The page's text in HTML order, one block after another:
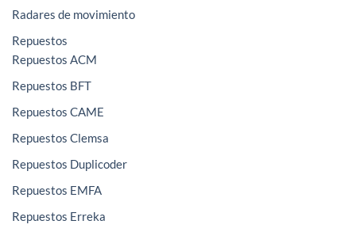
Radares de movimiento
Repuestos
Repuestos ACM
Repuestos BFT
Repuestos CAME
Repuestos Clemsa
Repuestos Duplicoder
Repuestos EMFA
Repuestos Erreka